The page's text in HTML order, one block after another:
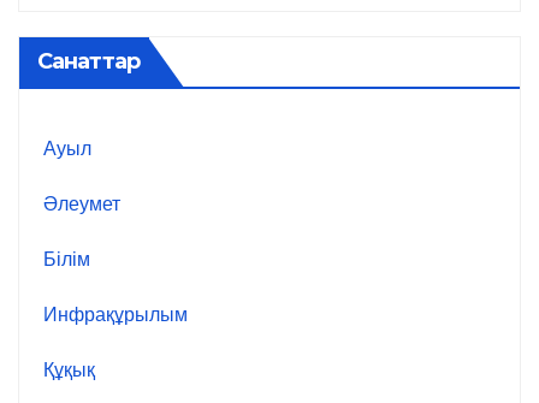
Санаттар
Ауыл
Әлеумет
Білім
Инфрақұрылым
Құқық